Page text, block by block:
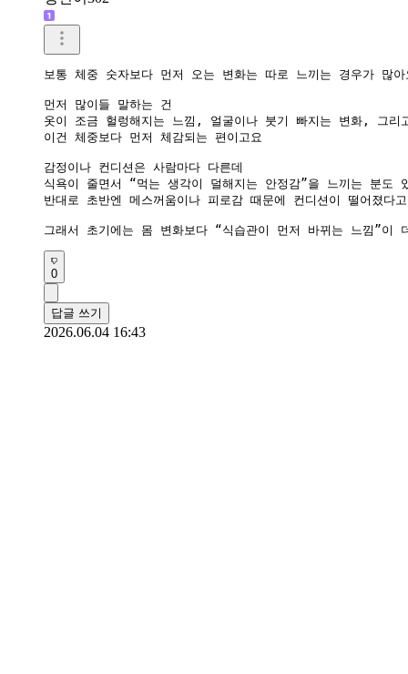
보통 체중 숫자보다 먼저 오는 변화는 따로 느끼는 경우가 많아
먼저 많이들 말하는 건
옷이 조금 헐렁해지는 느낌, 얼굴이나 붓기 빠지는 변화, 그리
이건 체중보다 먼저 체감되는 편이고요
감정이나 컨디션은 사람마다 다른데
식욕이 줄면서 “먹는 생각이 덜해지는 안정감”을 느끼는 분도
반대로 초반엔 메스꺼움이나 피로감 때문에 컨디션이 떨어졌다
그래서 초기에는 몸 변화보다 “식습관이 먼저 바뀌는 느낌”이
0
답글 쓰기
2026.06.04 16:43